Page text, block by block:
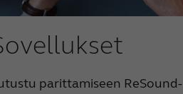
parittamiseen ReSound-